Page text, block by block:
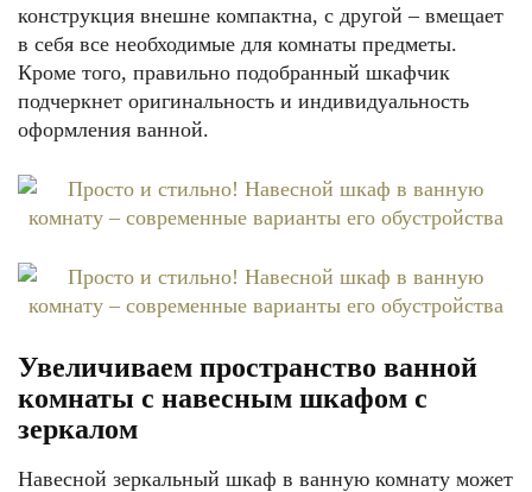
конструкция внешне компактна, с другой – вмещает
в себя все необходимые для комнаты предметы.
Кроме того, правильно подобранный шкафчик
подчеркнет оригинальность и индивидуальность
оформления ванной.
Увеличиваем пространство ванной
комнаты с навесным шкафом с
зеркалом
Навесной зеркальный шкаф в ванную комнату может